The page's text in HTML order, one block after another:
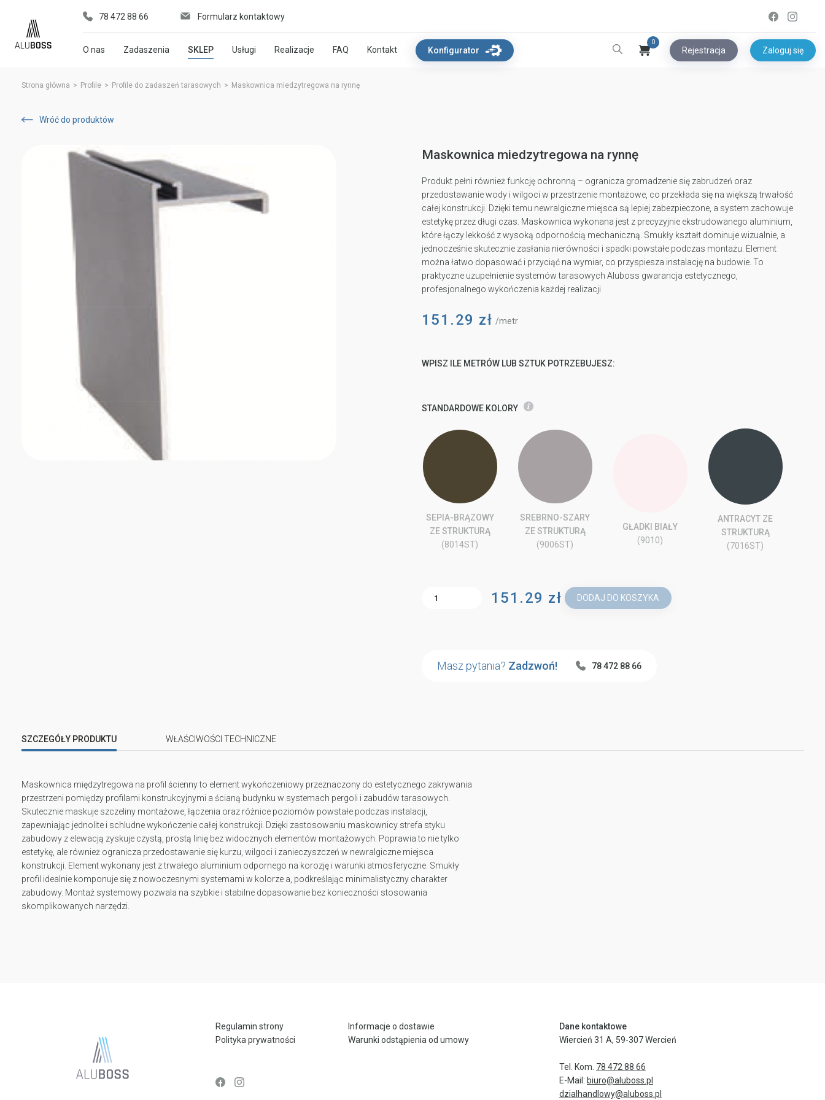
78 472 88 66 Formularz kontaktowy
O nas Zadaszenia SKLEP Usługi Realizacje FAQ Kontakt Konfigurator
0
Rejestracja Zaloguj się
Strona główna > Profile > Profile do zadaszeń tarasowych > Maskownica miedzytregowa na rynnę
Wróć do produktów
Maskownica miedzytregowa na rynnę
Produkt pełni również funkcję ochronną – ogranicza gromadzenie się zabrudzeń oraz
przedostawanie wody i wilgoci w przestrzenie montażowe, co przekłada się na większą trwałość
całej konstrukcji. Dzięki temu newralgiczne miejsca są lepiej zabezpieczone, a system zachowuje
estetykę przez długi czas. Maskownica wykonana jest z precyzyjnie ekstrudowanego aluminium,
które łączy lekkość z wysoką odpornością mechaniczną. Smukły kształt dominuje wizualnie, a
jednocześnie skutecznie zasłania nierówności i spadki powstałe podczas montażu. Element
można łatwo dopasować i przyciąć na wymiar, co przyspiesza instalację na budowie. To
praktyczne uzupełnienie systemów tarasowych Aluboss gwarancja estetycznego,
profesjonalnego wykończenia każdej realizacji
151.29 zł /metr
WPISZ ILE METRÓW LUB SZTUK POTRZEBUJESZ:
STANDARDOWE KOLORY
SEPIA-BRĄZOWY
ZE STRUKTURĄ
(8014ST)
SREBRNO-SZARY
ZE STRUKTURĄ
(9006ST)
GŁADKI BIAŁY
(9010)
ANTRACYT ZE
STRUKTURĄ
(7016ST)
151.29 zł DODAJ DO KOSZYKA
Masz pytania? Zadzwoń! 78 472 88 66
SZCZEGÓŁY PRODUKTU WŁAŚCIWOŚCI TECHNICZNE
Maskownica międzytregowa na profil ścienny to element wykończeniowy przeznaczony do estetycznego zakrywania
przestrzeni pomiędzy profilami konstrukcyjnymi a ścianą budynku w systemach pergoli i zabudów tarasowych.
Skutecznie maskuje szczeliny montażowe, łączenia oraz różnice poziomów powstałe podczas instalacji,
zapewniając jednolite i schludne wykończenie całej konstrukcji. Dzięki zastosowaniu maskownicy strefa styku
zabudowy z elewacją zyskuje czystą, prostą linię bez widocznych elementów montażowych. Poprawia to nie tylko
estetykę, ale również ogranicza przedostawanie się kurzu, wilgoci i zanieczyszczeń w newralgiczne miejsca
konstrukcji. Element wykonany jest z trwałego aluminium odpornego na korozję i warunki atmosferyczne. Smukły
profil idealnie komponuje się z nowoczesnymi systemami w kolorze a, podkreślając minimalistyczny charakter
zabudowy. Montaż systemowy pozwala na szybkie i stabilne dopasowanie bez konieczności stosowania
skomplikowanych narzędzi.
Regulamin strony
Informacje o dostawie
Polityka prywatności
Warunki odstąpienia od umowy
Dane kontaktowe
Wiercień 31 A, 59-307 Wercień
Tel. Kom. 78 472 88 66
E-Mail: biuro@aluboss.pl
dzialhandlowy@aluboss.pl